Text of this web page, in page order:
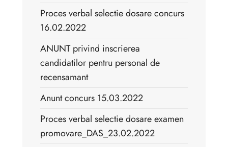
Proces verbal selectie dosare concurs
16.02.2022
ANUNT privind inscrierea
candidatilor pentru personal de
recensamant
Anunt concurs 15.03.2022
Proces verbal selectie dosare examen
promovare_DAS_23.02.2022